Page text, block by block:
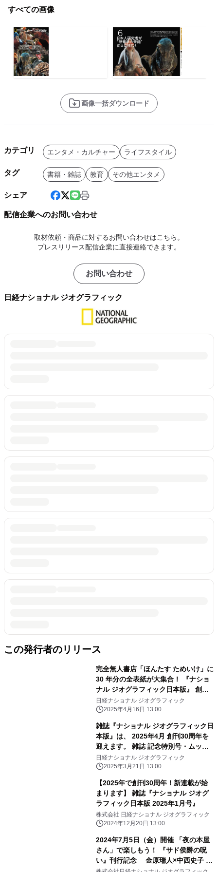
すべての画像
画像一括ダウンロード
カテゴリ エンタメ・カルチャー ライフスタイル
タグ 書籍・雑誌 教育 その他エンタメ
シェア
配信企業へのお問い合わせ
取材依頼・商品に対するお問い合わせはこちら。
プレスリリース配信企業に直接連絡できます。
お問い合わせ
日経ナショナル ジオグラフィック
この発行者のリリース
完全無人書店「ほんたす ためいけ」に
30 年分の全表紙が大集合！ 『ナショ
ナル ジオグラフィック日本版』 創刊
30 周年記念 特別コラボキャンペーン
を 4 月 14 日より開催中
日経ナショナル ジオグラフィック
2025年4月16日 13:00
雑誌『ナショナル ジオグラフィック日
本版』は、 2025年4月 創刊30周年を
迎えます。 雑誌 記念特別号・ムック
を発行＆ スペシャルサイト公開！
日経ナショナル ジオグラフィック
2025年3月21日 13:00
【2025年で創刊30周年！新連載が始
まります】 雑誌『ナショナル ジオグ
ラフィック日本版 2025年1月号』
株式会社 日経ナショナル ジオグラフィック
2024年12月20日 13:00
2024年7月5日（金）開催 「夜の本屋
さん」で楽しもう！ 『サド侯爵の呪
い』刊行記念 金原瑞人×中西史子 ト